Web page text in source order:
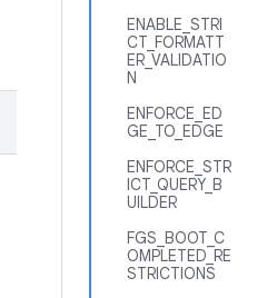
ENABLE_STRI
CT_FORMATT
ER_VALIDATIO
N
ENFORCE_ED
GE_TO_EDGE
ENFORCE_STR
ICT_QUERY_B
UILDER
FGS_BOOT_C
OMPLETED_RE
STRICTIONS